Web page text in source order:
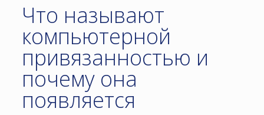
Что называют
компьютерной
привязанностью и
почему она
появляется